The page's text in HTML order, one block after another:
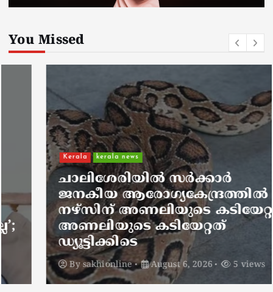
You Missed
Kerala kerala news
ചാലിശേരിയില്‍ സര്‍ക്കാര്‍
ജനകീയ ആരോഗ്യകേന്ദ്രത്തില്‍
നഴ്സിന് അണലിയുടെ കടിയേറ്റു;
അണലിയുടെ കടിയേറ്റത്
ഡ്യൂട്ടിക്കിടെ
sakhionline August 6, 2026 5 views